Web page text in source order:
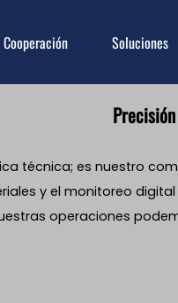
Cooperación Soluciones
técnica; es nuestro
y el monitoreo
operaciones